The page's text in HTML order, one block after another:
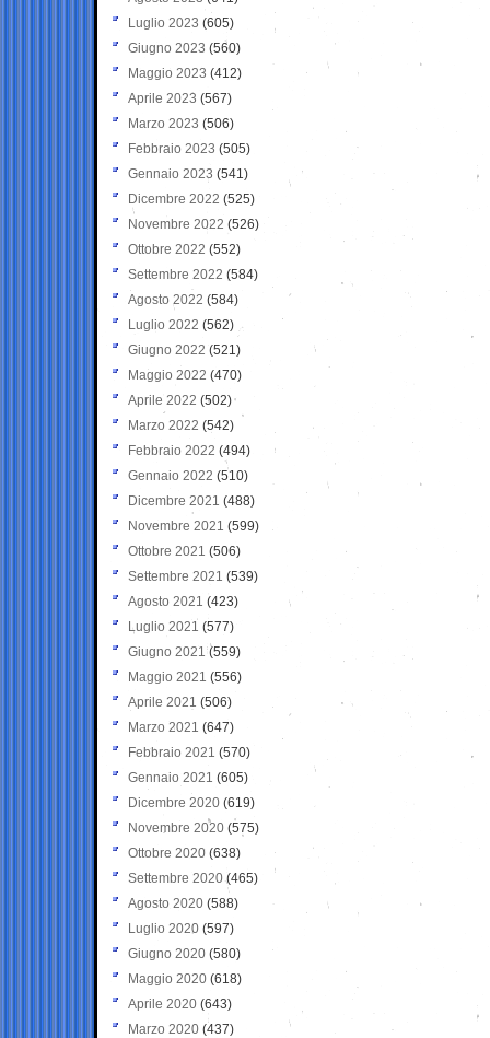
Luglio 2023 (605)
Giugno 2023 (560)
Maggio 2023 (412)
Aprile 2023 (567)
Marzo 2023 (506)
Febbraio 2023 (505)
Gennaio 2023 (541)
Dicembre 2022 (525)
Novembre 2022 (526)
Ottobre 2022 (552)
Settembre 2022 (584)
Agosto 2022 (584)
Luglio 2022 (562)
Giugno 2022 (521)
Maggio 2022 (470)
Aprile 2022 (502)
Marzo 2022 (542)
Febbraio 2022 (494)
Gennaio 2022 (510)
Dicembre 2021 (488)
Novembre 2021 (599)
Ottobre 2021 (506)
Settembre 2021 (539)
Agosto 2021 (423)
Luglio 2021 (577)
Giugno 2021(559)
Maggio 2021 (556)
Aprile 2021 (506)
Marzo 2021 (647)
Febbraio 2021 (570)
Gennaio 2021 (605)
Dicembre 2020 (619)
Novembre 2020 (575)
Ottobre 2020 (638)
Settembre 2020(465)
Agosto 2020 (588)
Luglio 2020 (597)
Giugno 2020 (580)
Maggio 2020 (618)
Aprile 2020 (643)
Marzo 2020 (437)